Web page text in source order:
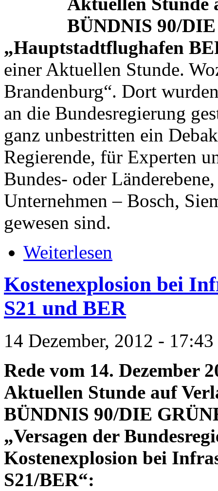
BÜNDNIS 90/
„Hauptstadtflughafen
einer Aktuellen Stunde.
Brandenburg“. Dort
an die Bundesregierung
ganz unbestritten ein
Regierende, für Experten
Bundes- oder
Unternehmen – Bosch,
gewesen sind.
Weiterlesen
Kostenexplosion bei
S21 und BER
14 Dezember, 2012 - 17:43
Rede vom 14. Dezember
Aktuellen Stunde auf
BÜNDNIS 90/DIE
„Versagen der
Kostenexplosion bei
S21/BER“: